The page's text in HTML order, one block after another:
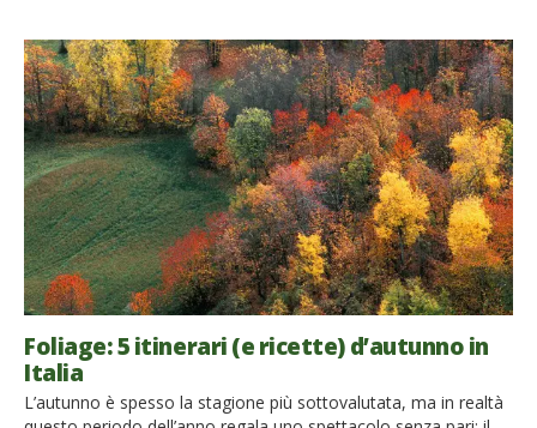
Foliage: 5 itinerari (e ricette) d’autunno in
Italia
L’autunno è spesso la stagione più sottovalutata, ma in realtà